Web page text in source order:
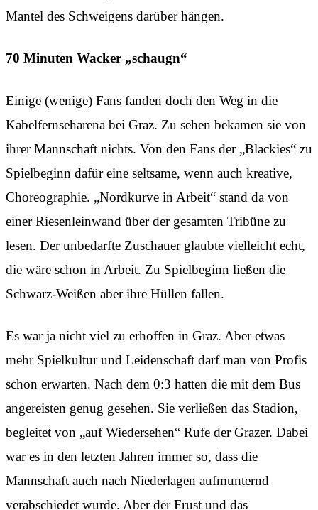
Mantel des Schweigens darüber hängen.
70 Minuten Wacker „schaugn“
Einige (wenige) Fans fanden doch den Weg in die
Kabelfernseharena bei Graz. Zu sehen bekamen sie von
ihrer Mannschaft nichts. Von den Fans der „Blackies“ zu
Spielbeginn dafür eine seltsame, wenn auch kreative,
Choreographie. „Nordkurve in Arbeit“ stand da von
einer Riesenleinwand über der gesamten Tribüne zu
lesen. Der unbedarfte Zuschauer glaubte vielleicht echt,
die wäre schon in Arbeit. Zu Spielbeginn ließen die
Schwarz-Weißen aber ihre Hüllen fallen.
Es war ja nicht viel zu erhoffen in Graz. Aber etwas
mehr Spielkultur und Leidenschaft darf man von Profis
schon erwarten. Nach dem 0:3 hatten die mit dem Bus
angereisten genug gesehen. Sie verließen das Stadion,
begleitet von „auf Wiedersehen“ Rufe der Grazer. Dabei
war es in den letzten Jahren immer so, dass die
Mannschaft auch nach Niederlagen aufmunternd
verabschiedet wurde. Aber der Frust und das